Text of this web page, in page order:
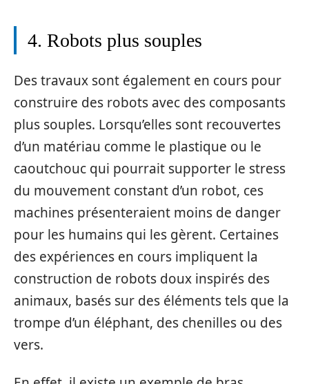
4. Robots plus souples
Des travaux sont également en cours pour
construire des robots avec des composants
plus souples. Lorsqu’elles sont recouvertes
d’un matériau comme le plastique ou le
caoutchouc qui pourrait supporter le stress
du mouvement constant d’un robot, ces
machines présenteraient moins de danger
pour les humains qui les gèrent. Certaines
des expériences en cours impliquent la
construction de robots doux inspirés des
animaux, basés sur des éléments tels que la
trompe d’un éléphant, des chenilles ou des
vers.